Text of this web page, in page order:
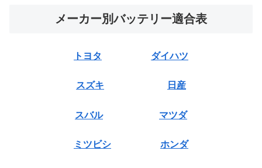
メーカー別バッテリー適合表
トヨタ ダイハツ
スズキ 日産
スバル マツダ
ミツビシ ホンダ